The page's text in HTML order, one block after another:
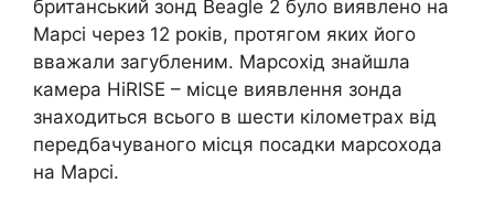
британський зонд Beagle 2 було виявлено на
Марсі через 12 років, протягом яких його
вважали загубленим. Марсохід знайшла
камера HiRISE – місце виявлення зонда
знаходиться всього в шести кілометрах від
передбачуваного місця посадки марсохода
на Марсі.